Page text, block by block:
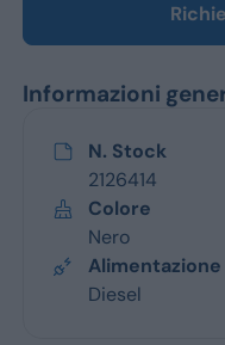
Informazioni
N. Stock
2126414
Colore
Nero
Alimentazione
Diesel